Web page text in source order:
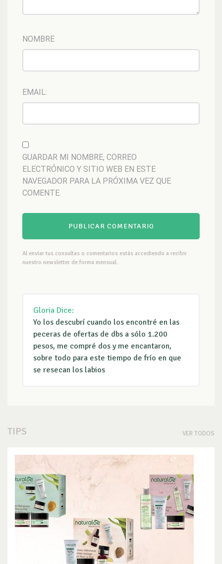
NOMBRE
EMAIL:
GUARDAR MI NOMBRE, CORREO
ELECTRÓNICO Y SITIO WEB EN ESTE
NAVEGADOR PARA LA PRÓXIMA VEZ QUE
COMENTE.
Al enviar tus consultas o comentarios estás accediendo a recibir
nuestro newsletter de forma mensual.
Gloria Dice:
Yo los descubrí cuando los encontré en las
peceras de ofertas de dbs a sólo 1.200
pesos, me compré dos y me encantaron,
sobre todo para este tiempo de frío en que
se resecan los labios
TIPS VER TODOS